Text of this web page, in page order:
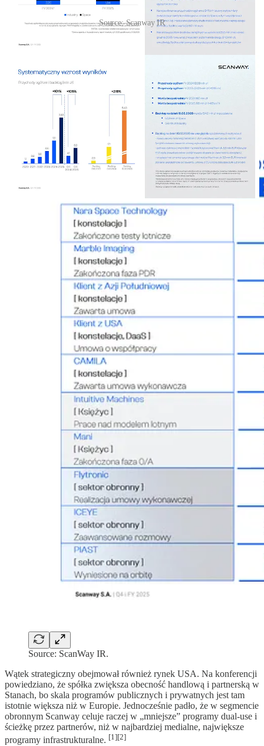
Source: Scanway IR
W części operacyjnej mocno wybrzmiał portfel projektów
kosmicznych: realizacja kontraktu azjatyckiego (
z opcją
rozszerzenia), dalsze prace i kalibracje po uruchomieniu kamer w
konstelacji PIAST oraz projekty związane z eksploracją Księżyca
(w tym współpraca z Intuitive Machines i ścieżka ESA). Zarząd
podkreślał, że część tematów z komunikatów giełdowych pozostaje
poza backlogiem do czasu podpisania umów wykonawczych, mimo
że biznesowo są już „na horyzoncie”.
Source: ScanWay IR.
Wątek strategiczny obejmował również rynek USA. Na konferencji
powiedziano, że spółka zwiększa obecność handlową i partnerską w
Stanach, bo skala programów publicznych i prywatnych jest tam
istotnie większa niż w Europie. Jednocześnie padło, że w segmencie
obronnym Scanway celuje raczej w „mniejsze” programy dual-use i
ścieżkę przez partnerów, niż w najbardziej medialne, największe
programy infrastrukturalne. [1][2]